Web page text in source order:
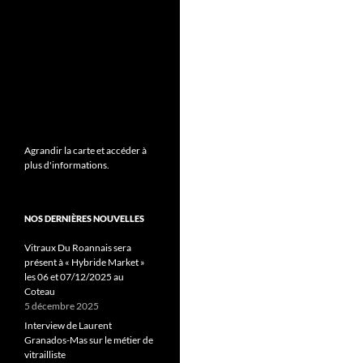
Agrandir la carte et accéder à
plus d'informations.
NOS DERNIÈRES NOUVELLES
Vitraux Du Roannais sera
présent à « Hybride Market »
les 06 et 07/12/2025 au
Coteau
5 décembre 2025
Interview de Laurent
Granados-Mas sur le métier de
vitrailliste